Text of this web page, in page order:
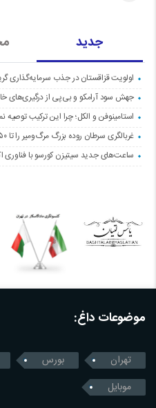
جدید
اولویت قزاقستان در جذب سرمایه‌گذاری
جهش سود آرامکو و بی‌پی از درگیری‌های
استامینوفن و الکل؛ چرا این ترکیب توصیه
غربالگری سرطان روده بزرگ مرگ‌ومیر را تا ۵۰ درصد کاهش داد
ساعت‌های جدید سیتیزن کورسو با فناوری
موضوعات داغ:
تهران بورس
موبایل